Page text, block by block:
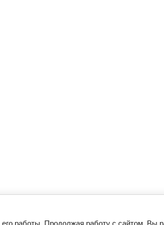
работы. Продолжая работу с сайтом, Вы